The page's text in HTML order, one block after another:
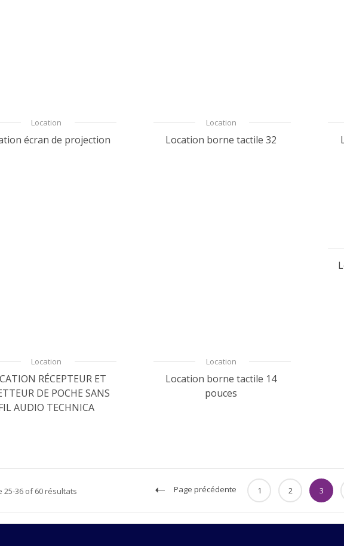
Location
écran de projection
Location
Location borne tactile 32
Location
RÉCEPTEUR ET
DE POCHE SANS
AUDIO TECHNICA
Location
Location borne tactile 14
pouces
25-36 of 60 résultats Page précédente 1 2 3